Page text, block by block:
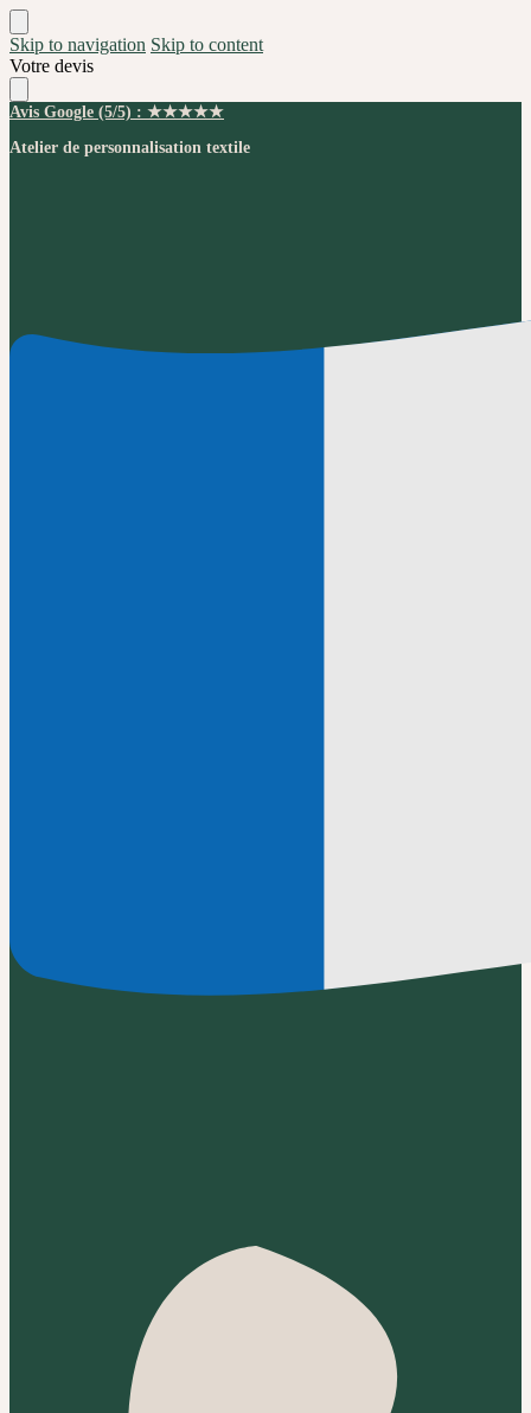
Skip to navigation Skip to content
Votre devis
Avis Google (5/5) : ★★★★★
Atelier de personnalisation textile